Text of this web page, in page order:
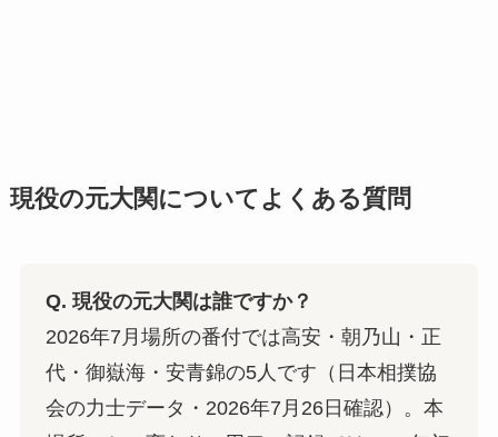
現役の元大関についてよくある質問
Q. 現役の元大関は誰ですか？
2026年7月場所の番付では高安・朝乃山・正
代・御嶽海・安青錦の5人です（日本相撲協
会の力士データ・2026年7月26日確認）。本